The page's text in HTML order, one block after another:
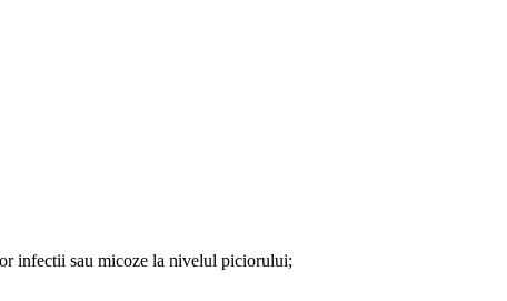
infectii sau micoze la nivelul piciorului;